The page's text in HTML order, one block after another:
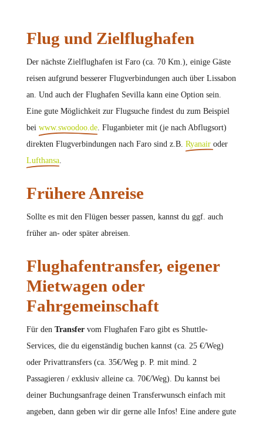
Flug und Zielflughafen
Der nächste Zielflughafen ist Faro (ca. 70 Km.), einige Gäste
reisen aufgrund besserer Flugverbindungen auch über Lissabon
an. Und auch der Flughafen Sevilla kann eine Option sein.
Eine gute Möglichkeit zur Flugsuche findest du zum Beispiel
bei www.swoodoo.de. Fluganbieter mit (je nach Abflugsort)
direkten Flugverbindungen nach Faro sind z.B. Ryanair oder
Lufthansa.
Frühere Anreise
Sollte es mit den Flügen besser passen, kannst du ggf. auch
früher an- oder später abreisen.
Flughafentransfer, eigener
Mietwagen oder
Fahrgemeinschaft
Für den Transfervom Flughafen Faro gibt es Shuttle-
Services, die du eigenständig buchen kannst (ca. 25 €/Weg)
oder Privattransfers (ca. 35€/Weg p. P. mit mind. 2
Passagieren / exklusiv alleine ca. 70€/Weg). Du kannst bei
deiner Buchungsanfrage deinen Transferwunsch einfach mit
angeben, dann geben wir dir gerne alle Infos! Eine andere gute